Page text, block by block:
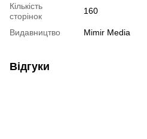
Кількість
сторінок
160
Видавництво Mimir Media
Відгуки